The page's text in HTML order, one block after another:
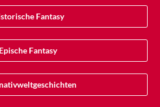
Fantasy
Epische Fantasy